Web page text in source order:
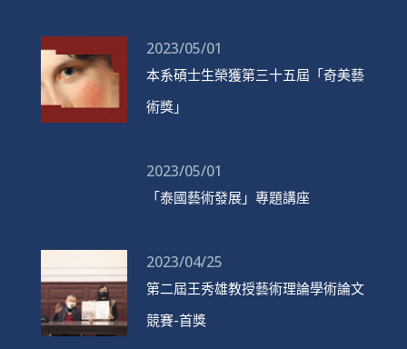
2023/05/01
本系碩士生榮獲第三十五屆「奇美藝
術獎」
2023/05/01
「泰國藝術發展」專題講座
2023/04/25
第二屆王秀雄教授藝術理論學術論文
競賽-首獎